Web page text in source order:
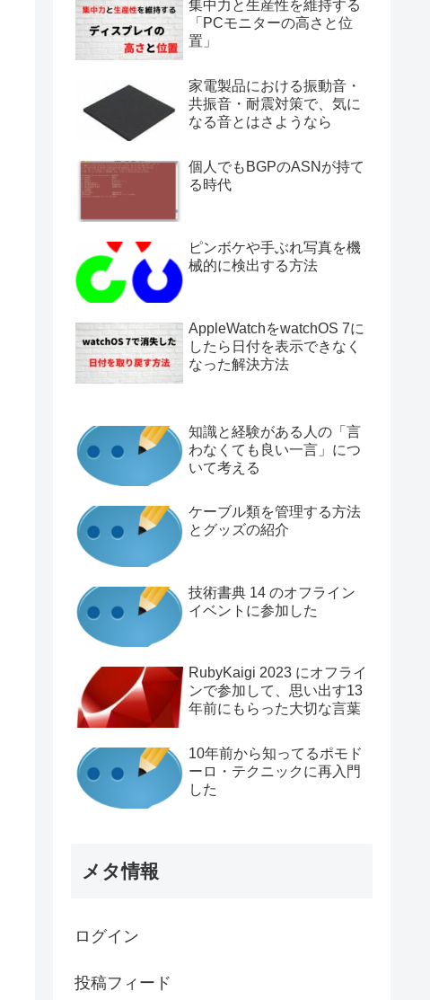
集中力と生産性を維持する
「PCモニターの高さと位
置」
家電製品における振動音・
共振音・耐震対策で、気に
なる音とはさようなら
個人でもBGPのASNが持て
る時代
ピンボケや手ぶれ写真を機
械的に検出する方法
AppleWatchをwatchOS 7に
したら日付を表示できなく
なった解決方法
知識と経験がある人の「言
わなくても良い一言」につ
いて考える
ケーブル類を管理する方法
とグッズの紹介
技術書典 14 のオフライン
イベントに参加した
RubyKaigi 2023 にオフライ
ンで参加して、思い出す13
年前にもらった大切な言葉
10年前から知ってるポモド
ーロ・テクニックに再入門
した
メタ情報
ログイン
投稿フィード